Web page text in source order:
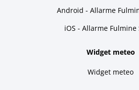
Android - Allarme
iOS - Allarme Fulmine
Widget meteo
Widget meteo